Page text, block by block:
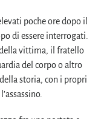
poche ore dopo il
di essere interrogati.
della vittima, il fratello
del corpo o altro
storia, con i propri